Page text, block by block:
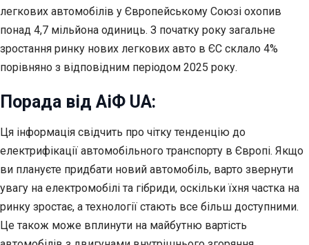
легкових автомобілів у Європейському Союзі охопив
понад 4,7 мільйона одиниць. З початку року загальне
зростання ринку нових легкових авто в ЄС склало 4%
порівняно з відповідним періодом 2025 року.
Порада від АіФ UA:
Ця інформація свідчить про чітку тенденцію до
електрифікації автомобільного транспорту в Європі. Якщо
ви плануєте придбати новий автомобіль, варто звернути
увагу на електромобілі та гібриди, оскільки їхня частка на
ринку зростає, а технології стають все більш доступними.
Це також може вплинути на майбутню вартість